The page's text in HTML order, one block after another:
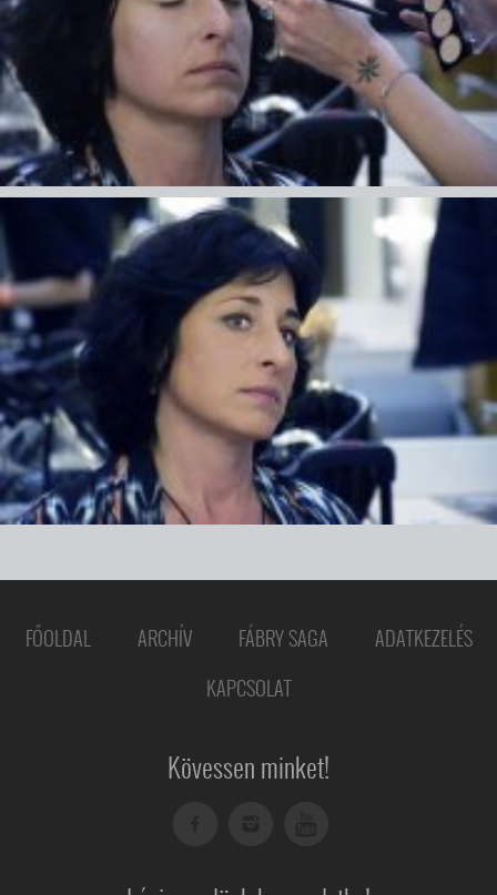
FŐOLDAL ARCHÍV FÁBRY SAGA
ADATKEZELÉS
KAPCSOLAT
Kövessen minket!